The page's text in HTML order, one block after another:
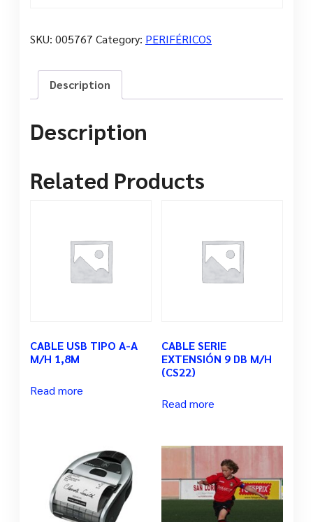
SKU: 005767 Category: PERIFÉRICOS
Description
Description
Related Products
CABLE USB TIPO A-A
M/H 1,8M
Read more
CABLE SERIE
EXTENSIÓN 9 DB M/H
(CS22)
Read more